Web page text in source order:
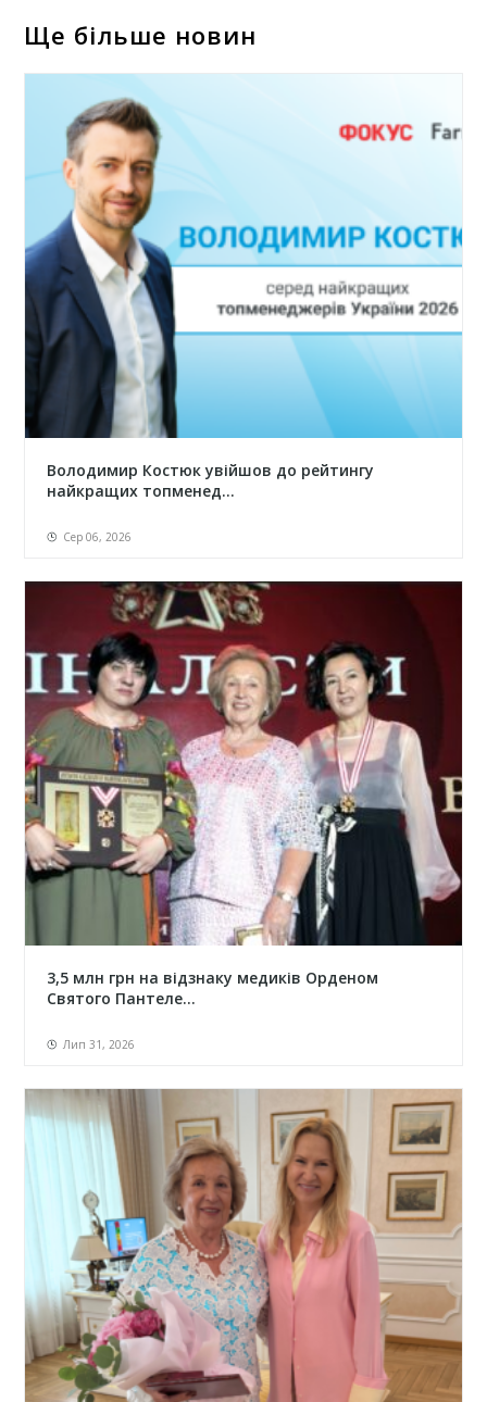
Ще більше новин
Володимир Костюк увійшов до рейтингу
найкращих топменед...
Сер 06, 2026
3,5 млн грн на відзнаку медиків Орденом
Святого Пантеле...
Лип 31, 2026